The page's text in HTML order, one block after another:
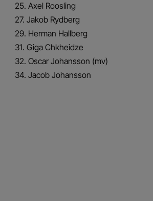
25. Axel Roosling
27. Jakob Rydberg
29. Herman Hallberg
31. Giga Chkheidze
32. Oscar Johansson (mv)
34. Jacob Johansson